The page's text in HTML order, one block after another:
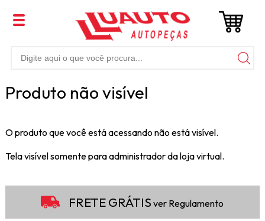
Produto não visível
O produto que você está acessando não está visível.
Tela visível somente para administrador da loja virtual.
FRETE GRÁTIS ver Regulamento